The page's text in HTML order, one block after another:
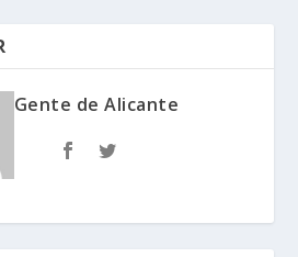
Gente de Alicante